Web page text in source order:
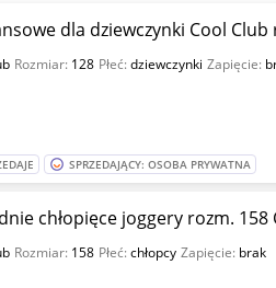
dla dziewczynki Cool Club
Rozmiar: 128 Płeć:dziewczynki Zapięcie:
SPRZEDAJĄCY: OSOBA PRYWATNA
chłopięce joggery rozm. 158
Rozmiar: 158 Płeć:chłopcy Zapięcie: brak